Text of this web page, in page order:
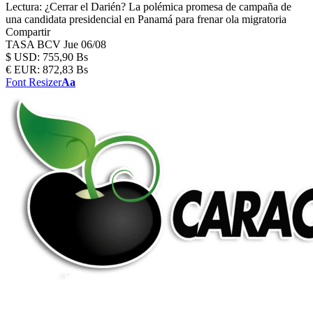
Lectura: ¿Cerrar el Darién? La polémica promesa de campaña de
una candidata presidencial en Panamá para frenar ola migratoria
Compartir
TASA BCV Jue 06/08
$ USD: 755,90 Bs
€ EUR: 872,83 Bs
Font ResizerAa